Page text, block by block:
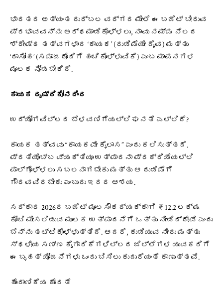
ಭಾರತದ ಅತ್ಯಂತ ದುರ್ಬಲ ವರ್ಗದ ಮೇಲೆ ಈ ಬಜೆಟ್ ಬೀರುವ
ಪ್ರಭಾವವನ್ನು ಅರ್ಥಮಾಡಿಕೊಳ್ಳಲು, ನಾವು ನಮ್ಮ ನೆಲದ
ಶ್ರೇಷ್ಠ ತತ್ವಗಳಾದ ‘ಕಾಯಕ’ (ದುಡಿಮೆಯೇ ದೈವ) ಮತ್ತು
‘ದಾಸೋಹ’ (ಸಮಾಜದೊಂದಿಗೆ ಹಂಚಿಕೊಳ್ಳುವಿಕೆ) ಎಂಬ ಮಾಪನಗಳ
ಮೂಲಕ ನೋಡಬೇಕಿದೆ.
ಕಾಯಕ ದೃಷ್ಠಿಕೋನದಿಂದ
ಉದ್ಯೋಗವಿಲ್ಲದ ಬೆಳವಣಿಗೆಯಲ್ಲಿ ಘನತೆ ಎಲ್ಲಿದೆ?
ಕಾಯಕ ತತ್ವವು “ಕಾಯಕವೇ ಕೈಲಾಸ” ಎಂದು ಕಲಿಸುತ್ತದೆ.
ಪ್ರತಿಯೊಬ್ಬ ವ್ಯಕ್ತಿಯೂ ಉತ್ಪಾದನಾ ಪ್ರಕ್ರಿಯೆಯಲ್ಲಿ
ಪಾಲ್ಗೊಳ್ಳಲು ಸಬಲನಾಗಬೇಕು ಮತ್ತು ಆ ದುಡಿಮೆಗೆ
ಗೌರವವಿರಬೇಕು ಎಂಬುದು ಇದರ ಆಶಯ.
ಸರ್ಕಾರ 2026ರ ಬಜೆಟ್ ಮೂಲಸೌಕರ್ಯಕ್ಕಾಗಿ ₹12.2 ಲಕ್ಷ
ಕೋಟಿ ಮೀಸಲಿಡುವ ಮೂಲಕ ಉತ್ಪಾದನೆಗೆ ಒತ್ತು ನೀಡಿದ್ದೇವೆ ಎಂದು
ಬೆನ್ನು ತಟ್ಟಿಕೊಳ್ಳುತ್ತಿದೆ. ಆದರೆ, ಕುಡಿಯುವ ನೀರು ಮತ್ತು
ಸ್ಥಳೀಯ ಸಣ್ಣ ಕೈಗಾರಿಕೆಗಳಿಲ್ಲದ ಜಿಲ್ಲೆಗಳ ಯುವಕರಿಗೆ
ಈ ಬೃಹತ್ ಯೋಜನೆಗಳು ಒಂದು ಬಿಸಿಲು ಕುದುರೆಯಂತೆ ಕಾಣುತ್ತವೆ.